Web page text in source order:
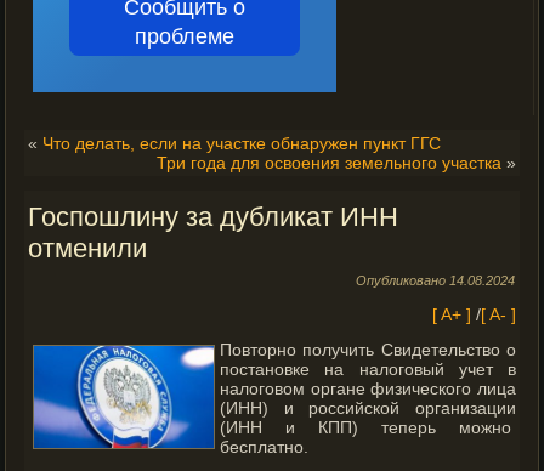
Сообщить о
проблеме
« Что делать, если на участке обнаружен пункт ГГС
Три года для освоения земельного участка»
Госпошлину за дубликат ИНН
отменили
Опубликовано 14.08.2024
[ A+ ] /[ A- ]
Повторно получить Свидетельство о
постановке на налоговый учет в
налоговом органе физического лица
(ИНН) и российской организации
(ИНН и КПП) теперь можно
бесплатно.